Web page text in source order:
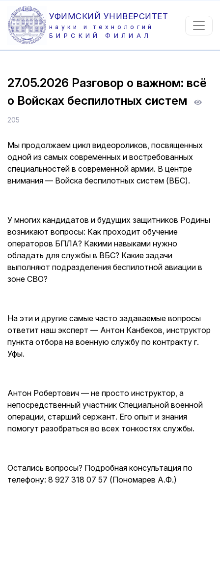
УФИМСКИЙ УНИВЕРСИТЕТ
науки и технологий
БИРСКИЙ ФИЛИАЛ
27.05.2026 Разговор о важном: всё
о Войсках беспилотных систем
205
Мы продолжаем цикл видеороликов, посвященных
одной из самых современных и востребованных
специальностей в современной армии. В центре
внимания — Войска беспилотных систем (ВБС).
У многих кандидатов и будущих защитников Родины
возникают вопросы: Как проходит обучение
операторов БПЛА? ️Какими навыками нужно
обладать для службы в ВБС? Какие задачи
выполняют подразделения беспилотной авиации в
зоне СВО?
На эти и другие самые часто задаваемые вопросы
ответит наш эксперт — Антон Канбеков, инструктор
пункта отбора на военную службу по контракту г.
Уфы.
Антон Робертович — не просто инструктор, а
непосредственный участник Специальной военной
операции, старший сержант. Его опыт и знания
помогут разобраться во всех тонкостях службы.
Остались вопросы? Подробная консультация по
телефону: 8 927 318 07 57 (Пономарев А.Ф.)